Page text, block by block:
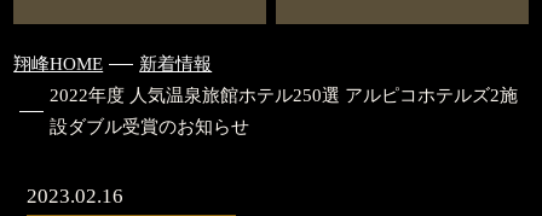
翔峰HOME
新着情報
2022年度 人気温泉旅館ホテル250選 ​アルピコホテルズ2施
設ダブル受賞のお知らせ
2023.02.16